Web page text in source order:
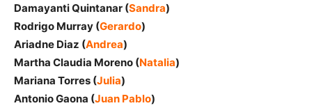
Damayanti Quintanar (Sandra)
Rodrigo Murray (Gerardo)
Ariadne Diaz (Andrea)
Martha Claudia Moreno (Natalia)
Mariana Torres (Julia)
Antonio Gaona (Juan Pablo)